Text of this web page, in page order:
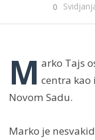
0
M arko Tajs
centra kao
Novom Sadu.
Marko je